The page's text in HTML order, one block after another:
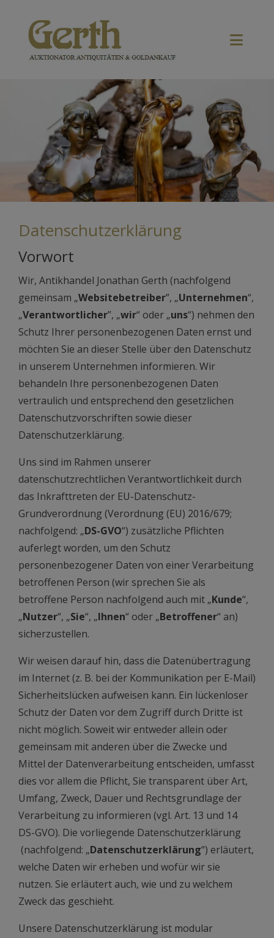
Datenschutzerklärung
Vorwort
Wir, Antikhandel Jonathan Gerth (nachfolgend
gemeinsam „Websitebetreiber”, „Unternehmen“,
„Verantwortlicher”, „wir“ oder „uns“) nehmen den
Schutz Ihrer personenbezogenen Daten ernst und
möchten Sie an dieser Stelle über den Datenschutz
in unserem Unternehmen informieren. Wir
behandeln Ihre personenbezogenen Daten
vertraulich und entsprechend den gesetzlichen
Datenschutzvorschriften sowie dieser
Datenschutzerklärung.
Uns sind im Rahmen unserer
datenschutzrechtlichen Verantwortlichkeit durch
das Inkrafttreten der EU-Datenschutz-
Grundverordnung (Verordnung (EU) 2016/679;
nachfolgend: „DS-GVO“) zusätzliche Pflichten
auferlegt worden, um den Schutz
personenbezogener Daten von einer Verarbeitung
betroffenen Person (wir sprechen Sie als
betroffene Person nachfolgend auch mit „Kunde“,
„Nutzer“, „Sie“, „Ihnen“ oder „Betroffener“ an)
sicherzustellen.
Wir weisen darauf hin, dass die Datenübertragung
im Internet (z. B. bei der Kommunikation per E-Mail)
Sicherheitslücken aufweisen kann. Ein lückenloser
Schutz der Daten vor dem Zugriff durch Dritte ist
nicht möglich. Soweit wir entweder allein oder
gemeinsam mit anderen über die Zwecke und
Mittel der Datenverarbeitung entscheiden, umfasst
dies vor allem die Pflicht, Sie transparent über Art,
Umfang, Zweck, Dauer und Rechtsgrundlage der
Verarbeitung zu informieren (vgl. Art. 13 und 14
DS-GVO). Die vorliegende Datenschutzerklärung
(nachfolgend: „Datenschutzerklärung“) erläutert,
welche Daten wir erheben und wofür wir sie
nutzen. Sie erläutert auch, wie und zu welchem
Zweck das geschieht.
Unsere Datenschutzerklärung ist modular